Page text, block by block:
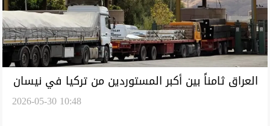
العراق ثامناً بين أكبر المستوردين من تركيا في نيسان
2026-05-30 10:48